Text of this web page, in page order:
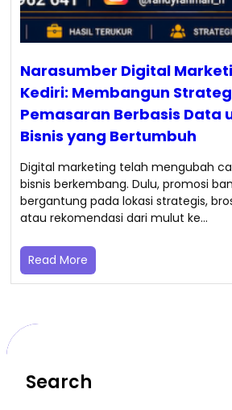
Narasumber Digital
Kediri: Membangun
Pemasaran Berbasis Data
Bisnis yang Bertumbuh
Digital marketing telah mengubah
bisnis berkembang. Dulu, promosi
bergantung pada lokasi strategis,
atau rekomendasi dari mulut ke…
Read More
Search